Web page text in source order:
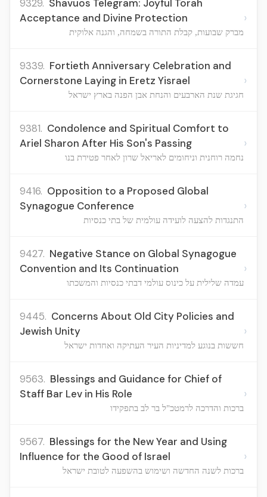
9329. Shavuos Telegram: Joyful Torah
Acceptance and Divine Protection
מברק שבועות, קבלת התורה בשמחה, והגנה אלוקית
›
9339. Fortieth Anniversary Celebration and
Cornerstone Laying in Eretz Yisrael
חגיגת שנת הארבעים והנחת אבן הפנה בארץ ישראל
›
9381. Condolence and Spiritual Comfort to
Ariel Sharon After His Son's Passing
נחמה רוחנית וניחומים לאריאל שרון לאחר פטירת בנו
›
9416. Opposition to a Proposed Global
Synagogue Conference
התנגדות להצעה לועידה עולמית של בתי כנסיות
›
9427. Negative Stance on Global Synagogue
Convention and Its Continuation
עמדה שלילית על כינוס עולמי דבתי כנסיות והמשכתו
›
9445. Concerns About Old City Policies and
Jewish Unity
חששות בנוגע למדיניות העיר העתיקה ואחדות ישראל
›
9563. Blessings and Guidance for Chief of
Staff Bar Lev in His Role
ברכות והדרכה לרמטכ"ל בר לב בתפקידו
›
9567. Blessings for the New Year and Using
Influence for the Good of Israel
ברכות לשנה החדשה ושימוש בהשפעה לטובת ישראל
›